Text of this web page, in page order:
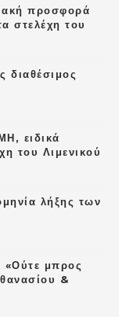
προσφορά
στελέχη του
διαθέσιμος
ειδικά
του Λιμενικού
λήξης των
«Ούτε μπρος
&